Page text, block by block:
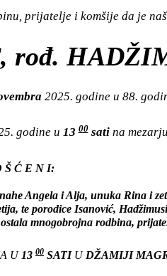
prijatelje i komšije da je
rođ.
2025. godine u 88.
godine u 1300satina mezarju
Š Ć E N I:
Angela i Alja, unuka Rina i
te porodice Isanović,
mnogobrojna rodbina,
U 13 00 SATIU DŽAMIJI